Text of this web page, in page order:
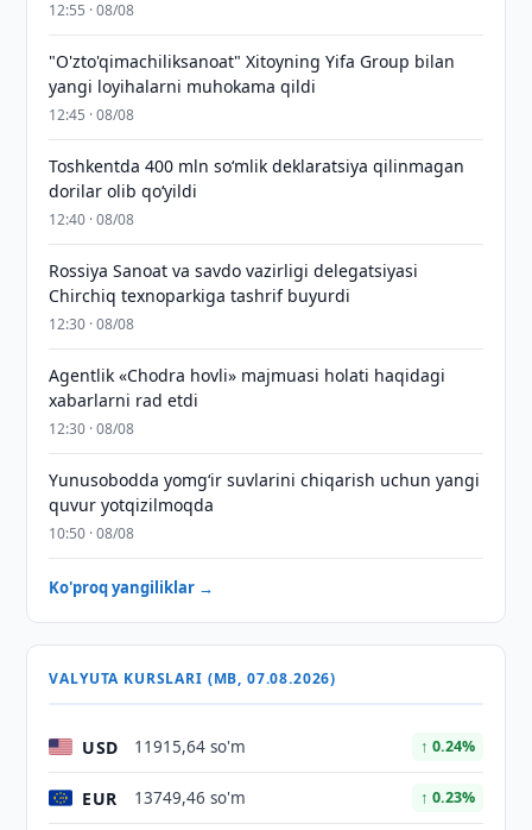
12:55 · 08/08
"O'zto'qimachiliksanoat" Xitoyning Yifa Group bilan
yangi loyihalarni muhokama qildi
12:45 · 08/08
Toshkentda 400 mln so‘mlik deklaratsiya qilinmagan
dorilar olib qo‘yildi
12:40 · 08/08
Rossiya Sanoat va savdo vazirligi delegatsiyasi
Chirchiq texnoparkiga tashrif buyurdi
12:30 · 08/08
Agentlik «Chodra hovli» majmuasi holati haqidagi
xabarlarni rad etdi
12:30 · 08/08
Yunusobodda yomg‘ir suvlarini chiqarish uchun yangi
quvur yotqizilmoqda
10:50 · 08/08
Ko'proq yangiliklar →
VALYUTA KURSLARI (MB, 07.08.2026)
USD 11915,64 so'm ↑ 0.24%
EUR 13749,46 so'm ↑ 0.23%